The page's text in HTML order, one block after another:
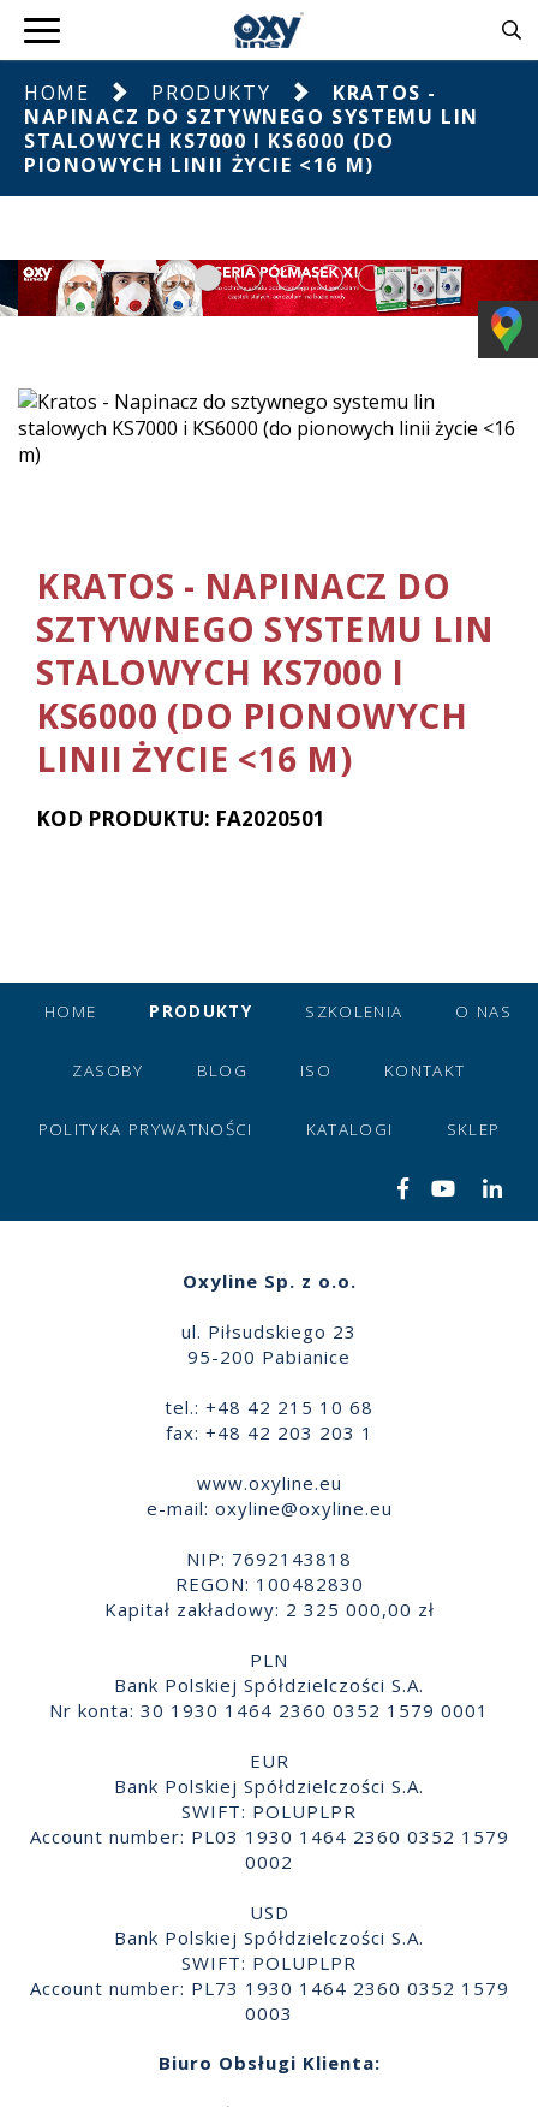
HOME PRODUKTY
KRATOS -
NAPINACZ DO SZTYWNEGO SYSTEMU LIN
STALOWYCH KS7000 I KS6000 (DO
PIONOWYCH LINII ŻYCIE <16 M)
KRATOS - NAPINACZ DO
SZTYWNEGO SYSTEMU LIN
STALOWYCH KS7000 I
KS6000 (DO PIONOWYCH
LINII ŻYCIE <16 M)
KOD PRODUKTU: FA2020501
HOME PRODUKTY SZKOLENIA O NAS
ZASOBY BLOG ISO KONTAKT
POLITYKA PRYWATNOŚCI KATALOGI SKLEP
Oxyline Sp. z o.o.
ul. Piłsudskiego 23
95-200 Pabianice
tel.: +48 42 215 10 68
fax: +48 42 203 203 1
www.oxyline.eu
e-mail: oxyline@oxyline.eu
NIP: 7692143818
REGON: 100482830
Kapitał zakładowy: 2 325 000,00 zł
PLN
Bank Polskiej Spółdzielczości S.A.
Nr konta: 30 1930 1464 2360 0352 1579 0001
EUR
Bank Polskiej Spółdzielczości S.A.
SWIFT: POLUPLPR
Account number: PL03 1930 1464 2360 0352 1579
0002
USD
Bank Polskiej Spółdzielczości S.A.
SWIFT: POLUPLPR
Account number: PL73 1930 1464 2360 0352 1579
0003
Biuro Obsługi Klienta: